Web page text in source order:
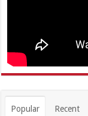
Popular Recent